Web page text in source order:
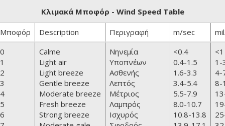
Κλιμακά Μποφόρ - Wind Speed Table
Μποφόρ Description Περιγραφή m/sec
0
1
2
3
4
5
6
Calme
Light air
Light breeze
Gentle breeze
Moderate breeze
Fresh breeze
Strong breeze
Νηνεμία
Υποπνέων
Ασθενής
Λεπτός
Μέτριος
Λαμπρός
Ισχυρός
<0.4
0.4-1.5
1.6-3.3
3.4-5.4
5.5-7.9
8.0-10.7
10.8-13.8
<1
1-
4-
8-